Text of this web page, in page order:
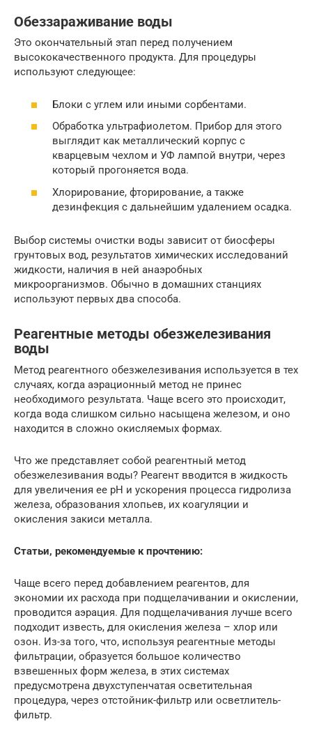
Обеззараживание воды
Это окончательный этап перед получением
высококачественного продукта. Для процедуры
используют следующее:
Блоки с углем или иными сорбентами.
Обработка ультрафиолетом. Прибор для этого
выглядит как металлический корпус с
кварцевым чехлом и УФ лампой внутри, через
который прогоняется вода.
Хлорирование, фторирование, а также
дезинфекция с дальнейшим удалением осадка.
Выбор системы очистки воды зависит от биосферы
грунтовых вод, результатов химических исследований
жидкости, наличия в ней анаэробных
микроорганизмов. Обычно в домашних станциях
используют первых два способа.
Реагентные методы обезжелезивания
воды
Метод реагентного обезжелезивания используется в тех
случаях, когда аэрационный метод не принес
необходимого результата. Чаще всего это происходит,
когда вода слишком сильно насыщена железом, и оно
находится в сложно окисляемых формах.
Что же представляет собой реагентный метод
обезжелезивания воды? Реагент вводится в жидкость
для увеличения ее pH и ускорения процесса гидролиза
железа, образования хлопьев, их коагуляции и
окисления закиси металла.
Статьи, рекомендуемые к прочтению:
Чаще всего перед добавлением реагентов, для
экономии их расхода при подщелачивании и окислении,
проводится аэрация. Для подщелачивания лучше всего
подходит известь, для окисления железа – хлор или
озон. Из-за того, что, используя реагентные методы
фильтрации, образуется большое количество
взвешенных форм железа, в этих системах
предусмотрена двухступенчатая осветительная
процедура, через отстойник-фильтр или осветлитель-
фильтр.